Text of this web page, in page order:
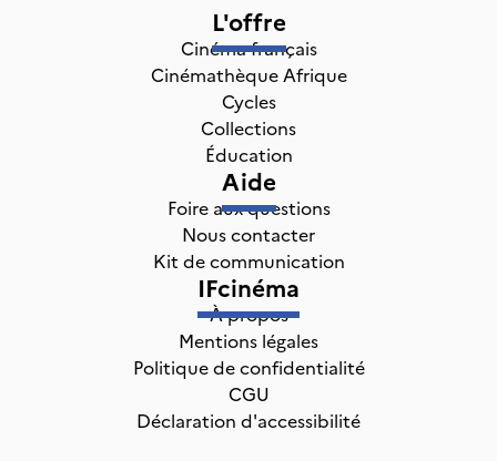
L'offre
Cinéma français
Cinémathèque Afrique
Cycles
Collections
Éducation
Aide
Foire aux questions
Nous contacter
Kit de communication
IFcinéma
À propos
Mentions légales
Politique de confidentialité
CGU
Déclaration d'accessibilité